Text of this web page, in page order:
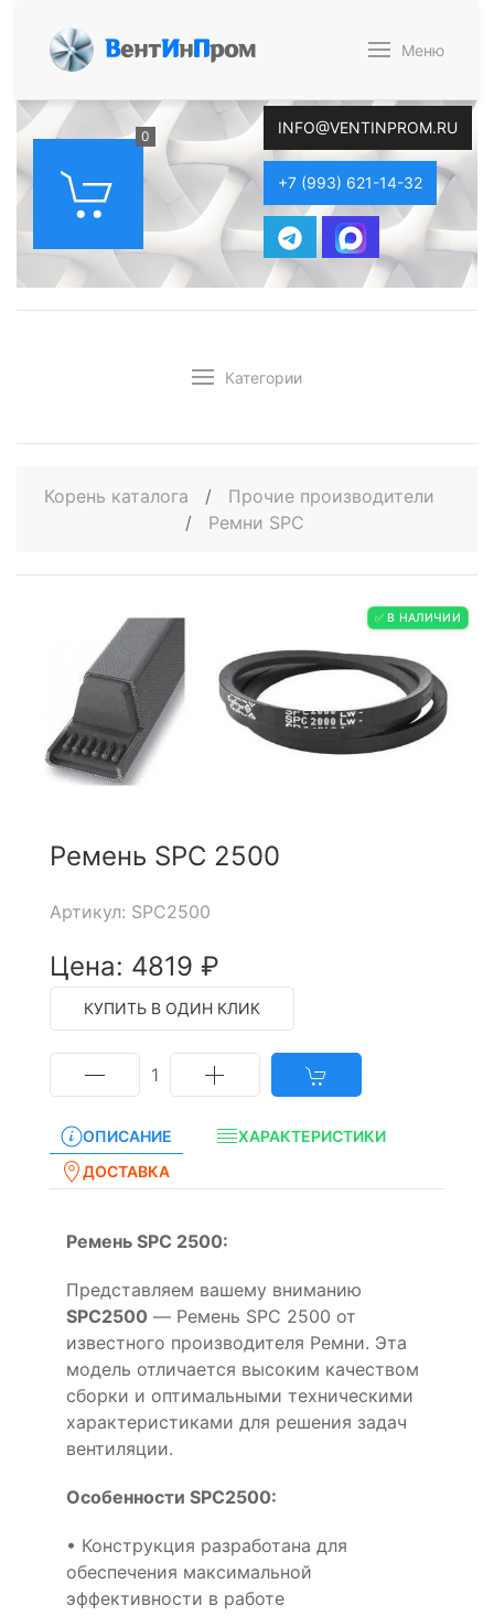
ВентИнПром Меню
0 INFO@VENTINPROM.RU
+7 (993) 621-14-32
Категории
Корень каталога /
Прочие производители
/
Ремни SPC
✅ В НАЛИЧИИ
Ремень SPC 2500
Артикул: SPC2500
Цена: 4819 ₽
КУПИТЬ В ОДИН КЛИК
1
ОПИСАНИЕ
ХАРАКТЕРИСТИКИ
ДОСТАВКА
Ремень SPC 2500:
Представляем вашему вниманию
SPC2500 — Ремень SPC 2500 от
известного производителя Ремни. Эта
модель отличается высоким качеством
сборки и оптимальными техническими
характеристиками для решения задач
вентиляции.
Особенности SPC2500:
• Конструкция разработана для
обеспечения максимальной
эффективности в работе